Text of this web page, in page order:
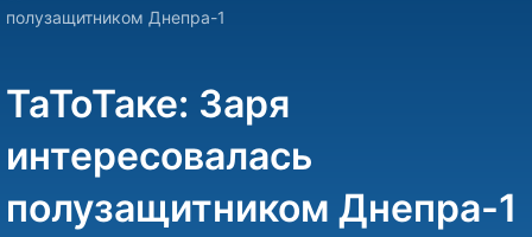
полузащитником Днепра-1
ТаТоТаке: Заря
интересовалась
полузащитником Днепра-1